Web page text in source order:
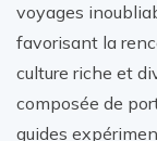
voyages
favorisant la
culture riche et
composée de
guides